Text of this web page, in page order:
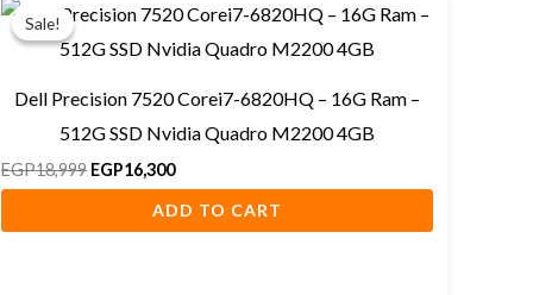
Sale!
Sale!
Dell Precision 7520 Corei7-6820HQ – 16G Ram –
512G SSD Nvidia Quadro M2200 4GB
EGP18,999
price
EGP18,999.
EGP16,300
price
EGP16,300.
ADD TO CART